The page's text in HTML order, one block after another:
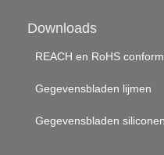
Downloads
REACH en RoHS
Gegevensbladen lijmen
Gegevensbladen siliconen